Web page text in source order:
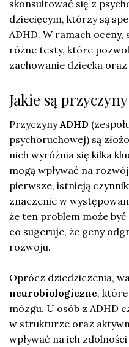
skonsultować się z
dziecięcym, którzy są
ADHD. W ramach oceny,
różne testy, które
zachowanie dziecka
Jakie są
PrzyczynyADHD
psychoruchowej) są
nich wyróżnia się kilka
mogą wpływać na
pierwsze, istnieją
znaczenie w
że ten problem może
co sugeruje, że geny
rozwoju.
Oprócz dziedziczenia,
neurobiologiczne,
mózgu. U osób z ADHD
w strukturze oraz
wpływać na ich